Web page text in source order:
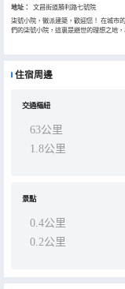
地址：
文昌街道勝利路七號院
柒號小院，徽派建築，歡迎您！ 在城市
們的柒號小院，這裏是避世的理想之地
簾，白牆黛瓦，錯落有致，宛如一幅淡
住宿周邊
交通樞紐
63公里
1.8公里
景點
0.4公里
0.2公里